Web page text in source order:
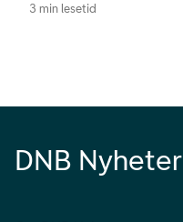
3 min lesetid
DNB Nyheter